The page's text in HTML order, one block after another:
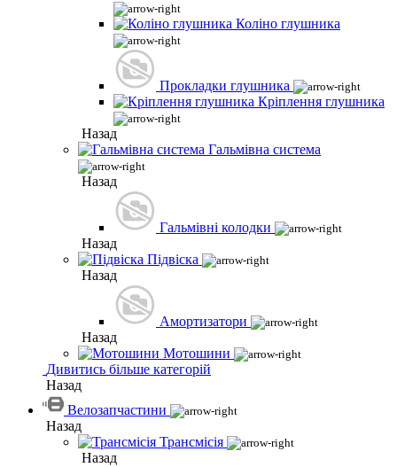
Коліно глушника
Прокладки глушника
Кріплення глушника
Назад
Гальмівна система
Назад
Гальмівні колодки
Назад
Підвіска
Назад
Амортизатори
Назад
Мотошини
Дивитись більше категорій
Назад
Велозапчастини
Назад
Трансмісія
Назад